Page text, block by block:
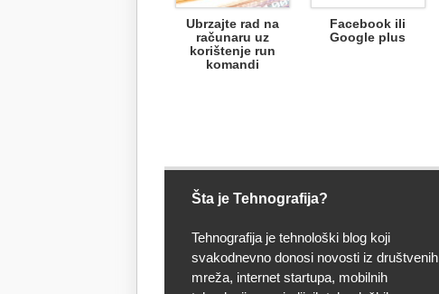
Ubrzajte rad na
računaru uz
korištenje run
komandi
Facebook ili
Google plus
Šta je Tehnografija?
Tehnografija je tehnološki blog koji
svakodnevno donosi novosti iz društvenih
mreža, internet startupa, mobilnih